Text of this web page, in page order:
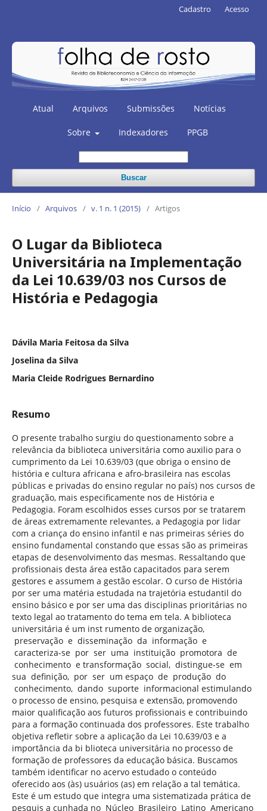
Atual Arquivos Submissões Notícias
Sobre Indexadores PPGB
Buscar
Cadastro Acesso
Início / Arquivos / v. 1 n. 1 (2015) / Artigos
O Lugar da Biblioteca
Universitária na Implementação
da Lei 10.639/03 nos Cursos de
História e Pedagogia
Dávila Maria Feitosa da Silva
Joselina da Silva
Maria Cleide Rodrigues Bernardino
Resumo
O presente trabalho surgiu do questionamento sobre a
relevância da biblioteca universitária como auxilio para o
cumprimento da Lei 10.639/03 (que obriga o ensino de
história e cultura africana e afro-brasileira nas escolas
públicas e privadas do ensino regular no país) nos cursos de
graduação, mais especificamente nos de História e
Pedagogia. Foram escolhidos esses cursos por se tratarem
de áreas extremamente relevantes, a Pedagogia por lidar
com a criança do ensino infantil e nas primeiras séries do
ensino fundamental constando que essas são as primeiras
etapas de desenvolvimento das mesmas. Ressaltando que
profissionais desta área estão capacitados para serem
gestores e assumem a gestão escolar. O curso de História
por ser uma matéria estudada na trajetória estudantil do
ensino básico e por ser uma das disciplinas prioritárias no
texto legal ao tratamento do tema em tela. A biblioteca
universitária é um inst rumento de organização,
preservação e disseminação da informação e
caracteriza-se por ser uma instituição promotora de
conhecimento e transformação social, distingue-se em
sua definição, por ser um espaço de produção do
conhecimento, dando suporte informacional estimulando
o processo de ensino, pesquisa e extensão, promovendo
maior qualificação aos futuros profissionais e contribuindo
para a formação continuada dos professores. Este trabalho
objetiva refletir sobre a aplicação da Lei 10.639/03 e a
importância da bi blioteca universitária no processo de
formação de professores da educação básica. Buscamos
também identificar no acervo estudado o conteúdo
oferecido aos (às) usuários (as) em relação a tal temática.
Este é um estudo que integra uma sistematizada prática de
pesquis a cunhada no Núcleo Brasileiro Latino Americano